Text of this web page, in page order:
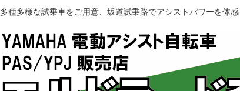
多種多様な試乗車をご用意、坂道試乗路でアシストパワーを体感